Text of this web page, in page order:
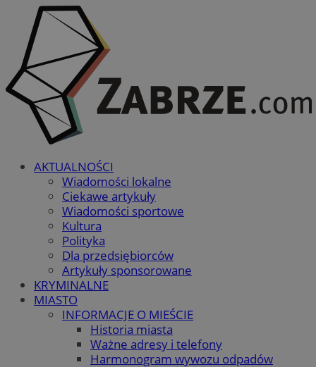
AKTUALNOŚCI
Wiadomości lokalne
Ciekawe artykuły
Wiadomości sportowe
Kultura
Polityka
Dla przedsiębiorców
Artykuły sponsorowane
KRYMINALNE
MIASTO
INFORMACJE O MIEŚCIE
Historia miasta
Ważne adresy i telefony
Harmonogram wywozu odpadów